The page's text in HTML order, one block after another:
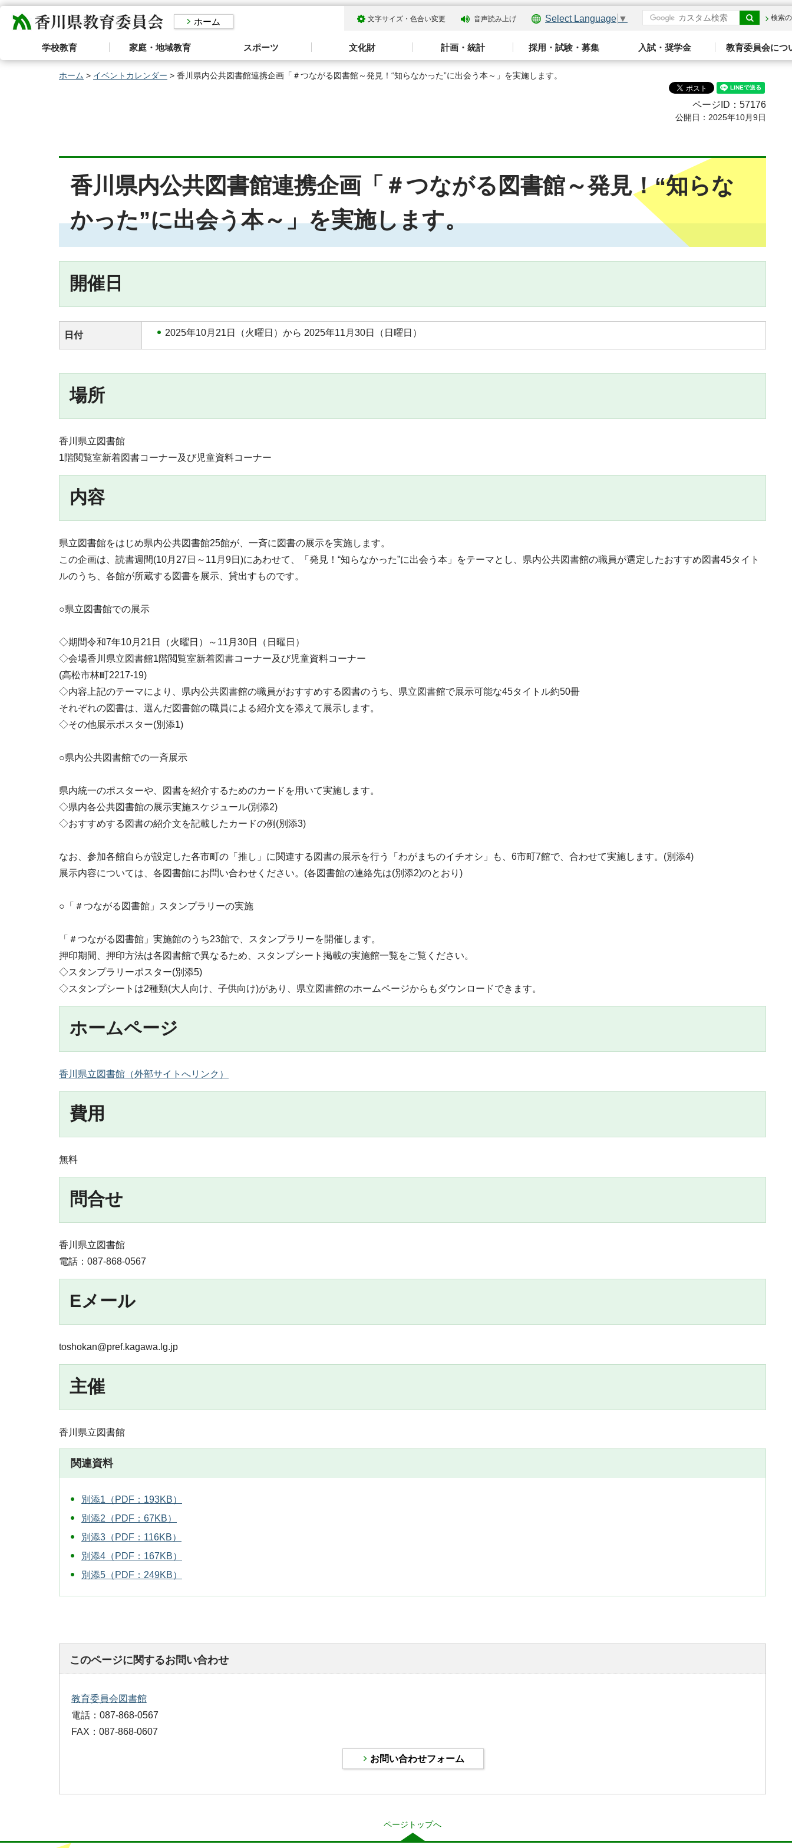
香川県教育委員会 ホーム 文字サイズ・色合い変更 音声読み上げ Select Language ▼ 検索
学校教育 家庭・地域教育 スポーツ 文化財 計画・統計 採用・試験・募集 入試・奨学金 教育委員会につ
ホーム > イベントカレンダー > 香川県内公共図書館連携企画「＃つながる図書館～発見！“知らなかった”に出会う本～」を実施します。
ページID：57176
公開日：2025年10月9日
香川県内公共図書館連携企画「＃つながる図書館～発見！“知らな
かった”に出会う本～」を実施します。
開催日
日付 2025年10月21日（火曜日）から 2025年11月30日（日曜日）
場所
香川県立図書館
1階閲覧室新着図書コーナー及び児童資料コーナー
内容
県立図書館をはじめ県内公共図書館25館が、一斉に図書の展示を実施します。
この企画は、読書週間(10月27日～11月9日)にあわせて、「発見！“知らなかった”に出会う本」をテーマとし、県内公共図書館の職員が選定したおすすめ図書45タイト
ルのうち、各館が所蔵する図書を展示、貸出すものです。
○県立図書館での展示
◇期間令和7年10月21日（火曜日）～11月30日（日曜日）
◇会場香川県立図書館1階閲覧室新着図書コーナー及び児童資料コーナー
(高松市林町2217-19)
◇内容上記のテーマにより、県内公共図書館の職員がおすすめする図書のうち、県立図書館で展示可能な45タイトル約50冊
それぞれの図書は、選んだ図書館の職員による紹介文を添えて展示します。
◇その他展示ポスター(別添1)
○県内公共図書館での一斉展示
県内統一のポスターや、図書を紹介するためのカードを用いて実施します。
◇県内各公共図書館の展示実施スケジュール(別添2)
◇おすすめする図書の紹介文を記載したカードの例(別添3)
なお、参加各館自らが設定した各市町の「推し」に関連する図書の展示を行う「わがまちのイチオシ」も、6市町7館で、合わせて実施します。(別添4)
展示内容については、各図書館にお問い合わせください。(各図書館の連絡先は(別添2)のとおり)
○「＃つながる図書館」スタンプラリーの実施
「＃つながる図書館」実施館のうち23館で、スタンプラリーを開催します。
押印期間、押印方法は各図書館で異なるため、スタンプシート掲載の実施館一覧をご覧ください。
◇スタンプラリーポスター(別添5)
◇スタンプシートは2種類(大人向け、子供向け)があり、県立図書館のホームページからもダウンロードできます。
ホームページ
香川県立図書館（外部サイトへリンク）
費用
無料
問合せ
香川県立図書館
電話：087-868-0567
Eメール
toshokan@pref.kagawa.lg.jp
主催
香川県立図書館
関連資料
別添1（PDF：193KB）
別添2（PDF：67KB）
別添3（PDF：116KB）
別添4（PDF：167KB）
別添5（PDF：249KB）
このページに関するお問い合わせ
教育委員会図書館
電話：087-868-0567
FAX：087-868-0607
ページトップへ